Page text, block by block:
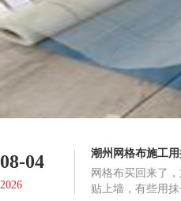
08-04
2026
潮州网格布施工
网格布买回来了
贴上墙，有些用